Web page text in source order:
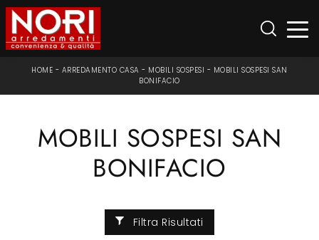
HOME - ARREDAMENTO CASA - MOBILI SOSPESI - MOBILI SOSPESI SAN
BONIFACIO
MOBILI SOSPESI SAN
BONIFACIO
Filtra Risultati